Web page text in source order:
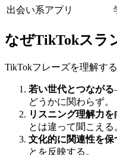
出会い系アプリ
なぜTikTokスラ
TikTokフレーズを理解す
若い世代とつながる
どうかに関わらず。
リスニング理解力を
とは違って聞こえる
文化的に関連性を保
とを反映する。